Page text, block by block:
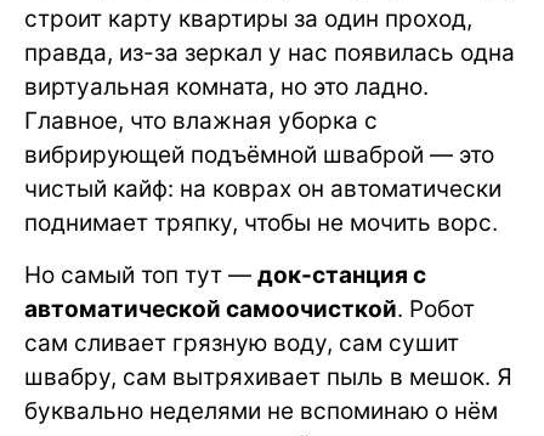
строит карту квартиры за один проход,
правда, из-за зеркал у нас появилась одна
виртуальная комната, но это ладно.
Главное, что влажная уборка с
вибрирующей подъёмной шваброй — это
чистый кайф: на коврах он автоматически
поднимает тряпку, чтобы не мочить ворс.
Но самый топ тут — док-станция с
автоматической самоочисткой. Робот
сам сливает грязную воду, сам сушит
швабру, сам вытряхивает пыль в мешок. Я
буквально неделями не вспоминаю о нём